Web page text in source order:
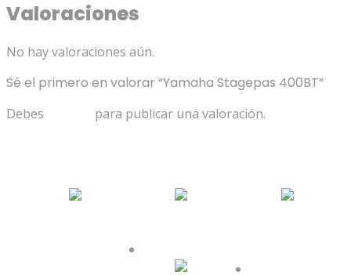
Valoraciones
No hay valoraciones aún.
Sé el primero en valorar “Yamaha Stagepas 400BT”
Debes para publicar una valoración.